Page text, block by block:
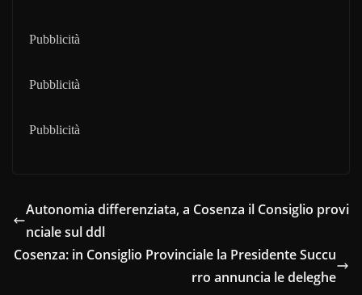
Pubblicità
Pubblicità
Pubblicità
Autonomia differenziata, a Cosenza il Consiglio provi
nciale sul ddl
Cosenza: in Consiglio Provinciale la Presidente Succu
rro annuncia le deleghe